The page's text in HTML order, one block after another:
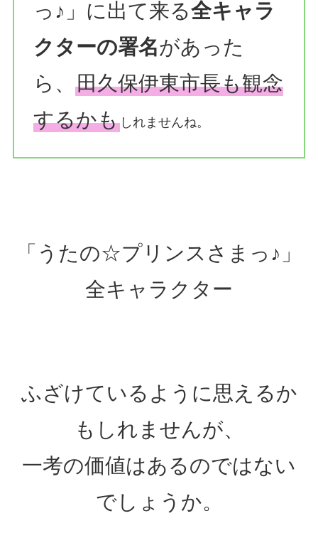
っ♪」に出て来る全キャラ
クターの署名があった
ら、 田久保伊東市長も観念
するかもしれませんね。
「うたの☆プリンスさまっ♪」
全キャラクター
ふざけているように思えるか
もしれませんが、
一考の価値はあるのではない
でしょうか。